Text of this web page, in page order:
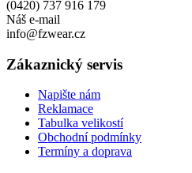
(0420) 737 916 179
Náš e-mail
info@fzwear.cz
Zákaznický servis
Napište nám
Reklamace
Tabulka velikostí
Obchodní podmínky
Termíny a doprava